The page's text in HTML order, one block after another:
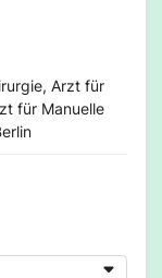
Arzt für
für Manuelle